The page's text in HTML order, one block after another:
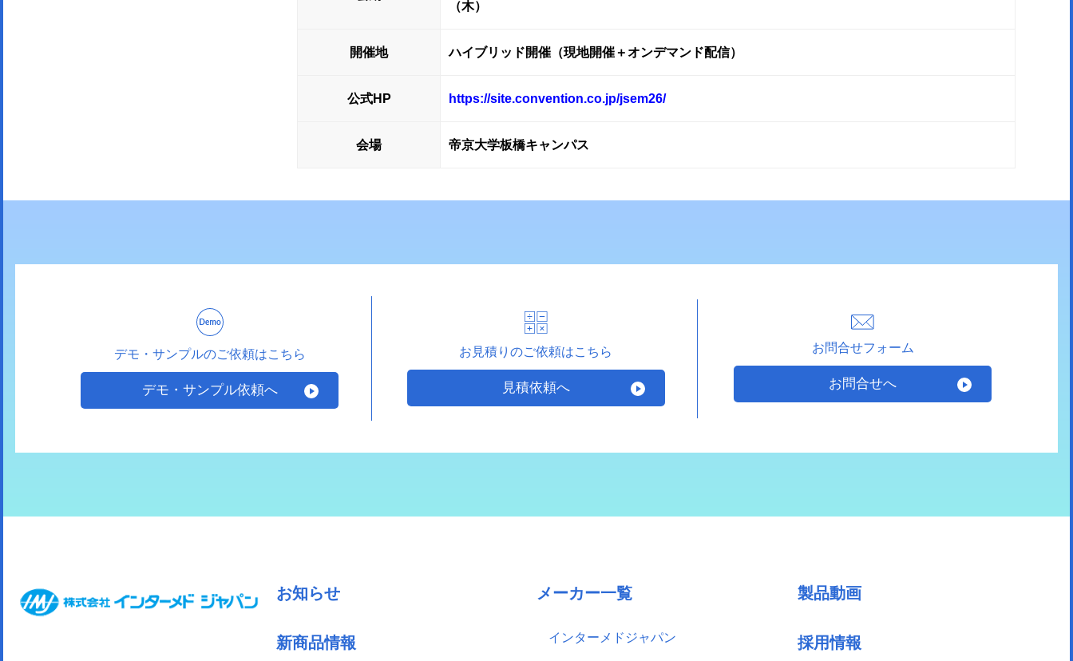
（木）
開催地 ハイブリッド開催（現地開催＋オンデマンド配信）
公式HP https://site.convention.co.jp/jsem26/
会場 帝京大学板橋キャンパス
デモ・サンプルのご依頼はこちら
デモ・サンプル依頼へ
お見積りのご依頼はこちら
見積依頼へ
お問合せフォーム
お問合せへ
お知らせ
新商品情報
メーカー一覧
インターメドジャパン
製品動画
採用情報